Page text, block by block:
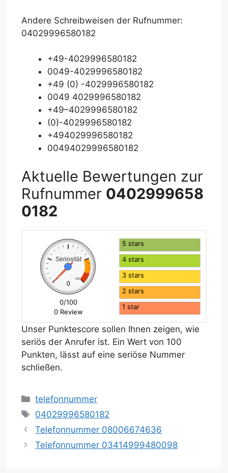
Andere Schreibweisen der Rufnummer:
04029996580182
+49-4029996580182
0049-4029996580182
+49 (0) -4029996580182
0049 4029996580182
+49–4029996580182
(0)-4029996580182
+494029996580182
00494029996580182
Aktuelle Bewertungen zur
Rufnummer 0402999658
0182
Seriosität
0 100
0
0/100
0 Review
5 stars
4 stars
3 stars
2 stars
1 star
Unser Punktescore sollen Ihnen zeigen, wie
seriös der Anrufer ist. Ein Wert von 100
Punkten, lässt auf eine seriöse Nummer
schließen.
Kategorien
telefonnummer
Schlagwörter
04029996580182
Telefonnummer 08006674636
Telefonnummer 03414999480098